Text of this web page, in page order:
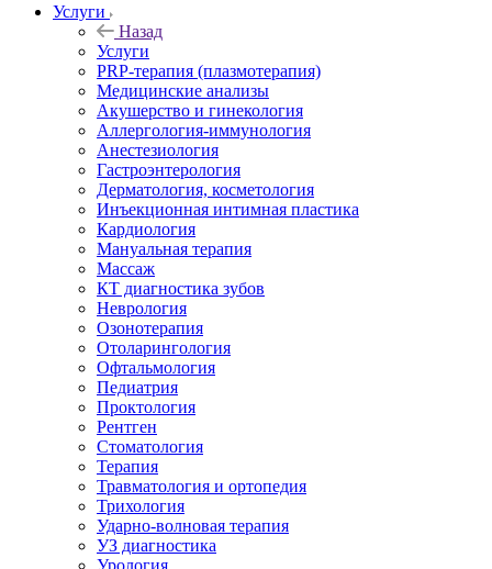
Услуги
Назад
Услуги
PRP-терапия (плазмотерапия)
Медицинские анализы
Акушерство и гинекология
Аллергология-иммунология
Анестезиология
Гастроэнтерология
Дерматология, косметология
Инъекционная интимная пластика
Кардиология
Мануальная терапия
Массаж
КТ диагностика зубов
Неврология
Озонотерапия
Отоларингология
Офтальмология
Педиатрия
Проктология
Рентген
Стоматология
Терапия
Травматология и ортопедия
Трихология
Ударно-волновая терапия
УЗ диагностика
Урология